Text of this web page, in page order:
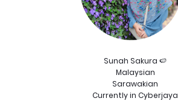
Sunah Sakura 🍉
Malaysian
Sarawakian
Currently in Cyberjaya